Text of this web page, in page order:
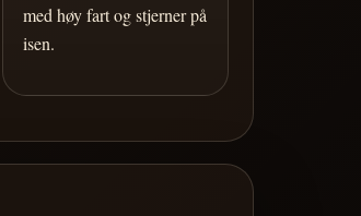
med høy fart og stjerner på
isen.